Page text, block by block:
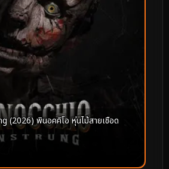
(2026) พินอคคิโอ หุ่นไม้สายเชือด